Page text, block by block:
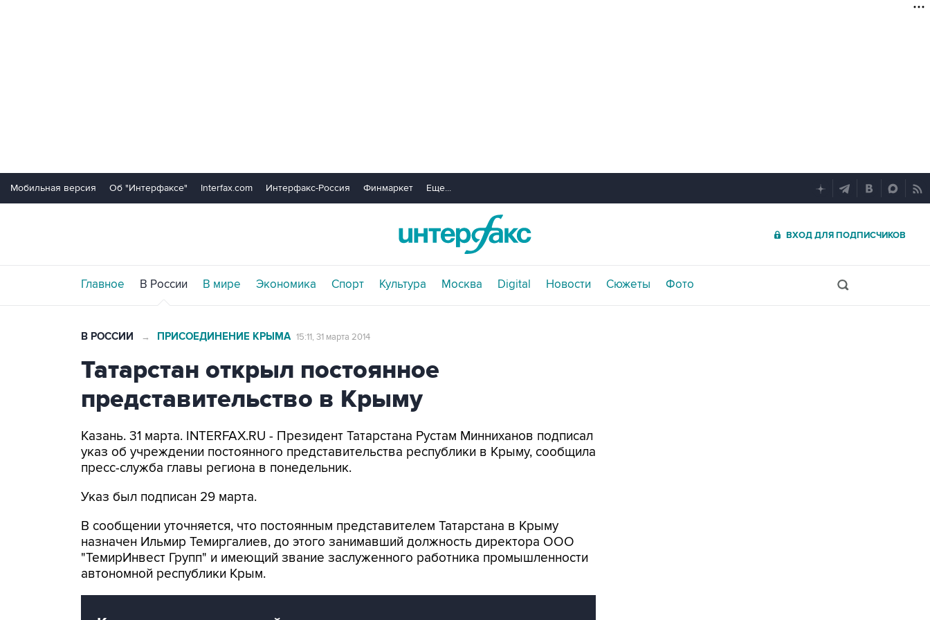
Мобильная версия Об "Интерфаксе" Interfax.com Интерфакс-Россия Финмаркет Еще...
ВХОД ДЛЯ ПОДПИСЧИКОВ
Главное В России В мире Экономика Спорт Культура Москва Digital Новости Сюжеты Фото
В РОССИИ → ПРИСОЕДИНЕНИЕ КРЫМА 15:11, 31 марта 2014
Татарстан открыл постоянное
представительство в Крыму
Казань. 31 марта. INTERFAX.RU - Президент Татарстана Рустам Минниханов подписал
указ об учреждении постоянного представительства республики в Крыму, сообщила
пресс-служба главы региона в понедельник.
Указ был подписан 29 марта.
В сообщении уточняется, что постоянным представителем Татарстана в Крыму
назначен Ильмир Темиргалиев, до этого занимавший должность директора ООО
"ТемирИнвест Групп" и имеющий звание заслуженного работника промышленности
автономной республики Крым.